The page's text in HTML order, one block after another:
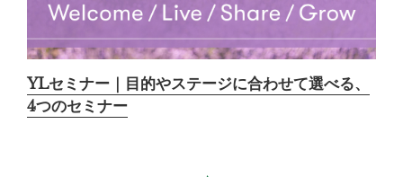
YLセミナー｜目的やステージに合わせて選べる、
4つのセミナー